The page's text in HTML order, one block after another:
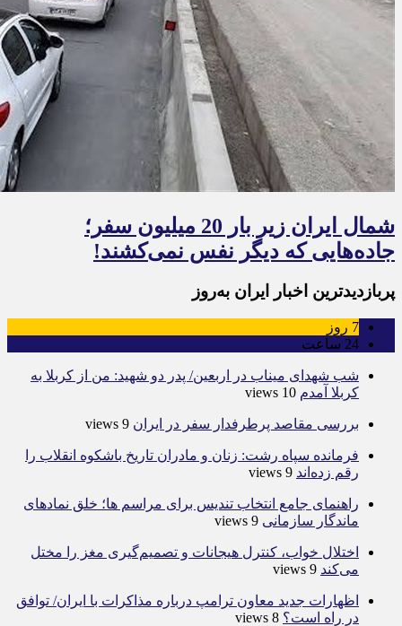
شمال ایران زیر بار 20 میلیون سفر؛
جاده‌هایی که دیگر نفس نمی‌کشند!
پربازدیدترین اخبار ایران به‌روز
7 روز
24 ساعت
شب شهدای میناب در اربعین/ پدر دو شهید: من از کربلا به
کربلا آمدم 10 views
بررسی مقاصد پرطرفدار سفر در ایران 9 views
فرمانده سپاه رشت: زنان و مادران تاریخ باشکوه انقلاب را
رقم زده‌اند 9 views
راهنمای جامع انتخاب تندیس برای مراسم ها؛ خلق نمادهای
ماندگار سازمانی 9 views
اختلال خواب، کنترل هیجانات و تصمیم‌گیری مغز را مختل
می‌کند 9 views
اظهارات جدید معاون ترامپ درباره مذاکرات با ایران/ توافق
در راه است؟ 8 views